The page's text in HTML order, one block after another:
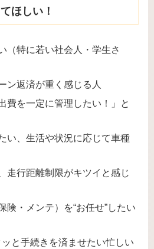
ほしい！
（特に若い社会人・学生さ
ン返済が重く感じる人
費を一定に管理したい！」と
い、生活や状況に応じて車種
走行距離制限がキツイと感じ
険・メンテ）を“お任せ”したい
と手続きを済ませたい忙しい